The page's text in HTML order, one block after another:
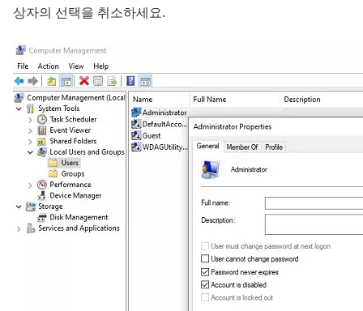
상자의 선택을 취소하세요.